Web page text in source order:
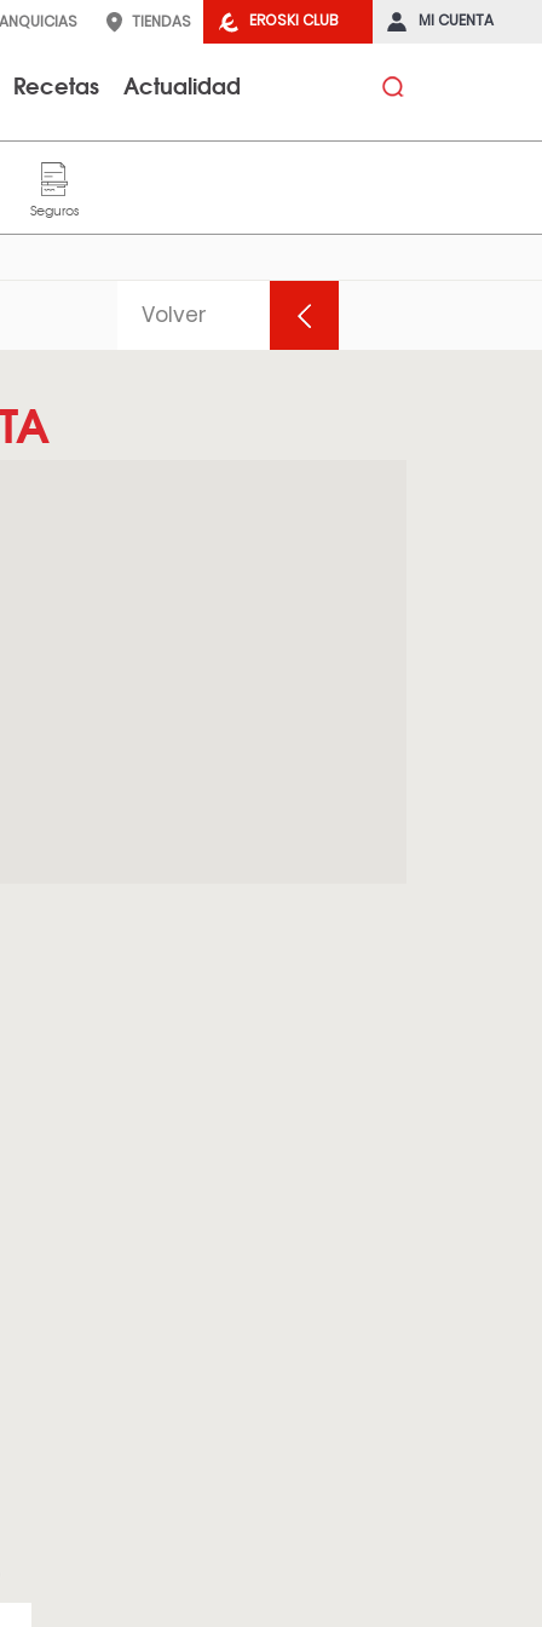
EROSKI CLUB MI CUENTA
TIENDAS
Recetas Actualidad
Volver